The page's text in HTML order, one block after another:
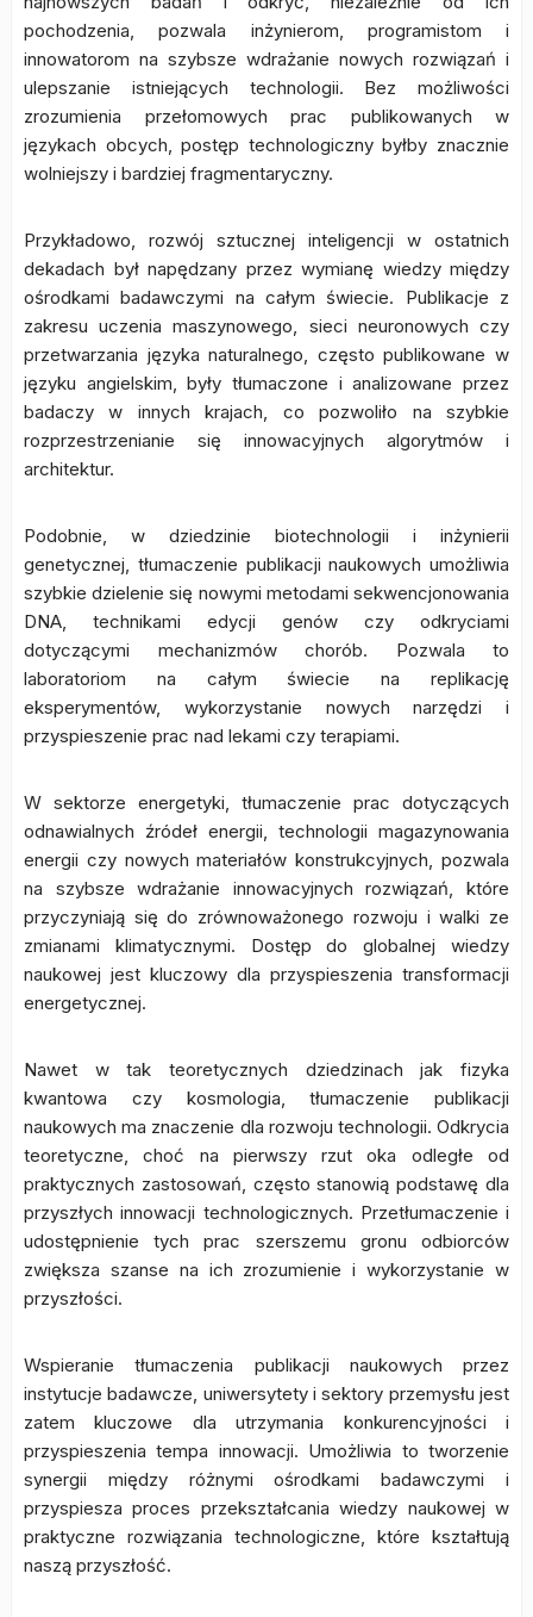
pochodzenia, pozwala inżynierom, programistom i
innowatorom na szybsze wdrażanie nowych rozwiązań i
ulepszanie istniejących technologii. Bez możliwości
zrozumienia przełomowych prac publikowanych w
językach obcych, postęp technologiczny byłby znacznie
wolniejszy i bardziej fragmentaryczny.
Przykładowo, rozwój sztucznej inteligencji w ostatnich
dekadach był napędzany przez wymianę wiedzy między
ośrodkami badawczymi na całym świecie. Publikacje z
zakresu uczenia maszynowego, sieci neuronowych czy
przetwarzania języka naturalnego, często publikowane w
języku angielskim, były tłumaczone i analizowane przez
badaczy w innych krajach, co pozwoliło na szybkie
rozprzestrzenianie się innowacyjnych algorytmów i
architektur.
Podobnie, w dziedzinie biotechnologii i inżynierii
genetycznej, tłumaczenie publikacji naukowych umożliwia
szybkie dzielenie się nowymi metodami sekwencjonowania
DNA, technikami edycji genów czy odkryciami
dotyczącymi mechanizmów chorób. Pozwala to
laboratoriom na całym świecie na replikację
eksperymentów, wykorzystanie nowych narzędzi i
przyspieszenie prac nad lekami czy terapiami.
W sektorze energetyki, tłumaczenie prac dotyczących
odnawialnych źródeł energii, technologii magazynowania
energii czy nowych materiałów konstrukcyjnych, pozwala
na szybsze wdrażanie innowacyjnych rozwiązań, które
przyczyniają się do zrównoważonego rozwoju i walki ze
zmianami klimatycznymi. Dostęp do globalnej wiedzy
naukowej jest kluczowy dla przyspieszenia transformacji
energetycznej.
Nawet w tak teoretycznych dziedzinach jak fizyka
kwantowa czy kosmologia, tłumaczenie publikacji
naukowych ma znaczenie dla rozwoju technologii. Odkrycia
teoretyczne, choć na pierwszy rzut oka odległe od
praktycznych zastosowań, często stanowią podstawę dla
przyszłych innowacji technologicznych. Przetłumaczenie i
udostępnienie tych prac szerszemu gronu odbiorców
zwiększa szanse na ich zrozumienie i wykorzystanie w
przyszłości.
Wspieranie tłumaczenia publikacji naukowych przez
instytucje badawcze, uniwersytety i sektory przemysłu jest
zatem kluczowe dla utrzymania konkurencyjności i
przyspieszenia tempa innowacji. Umożliwia to tworzenie
synergii między różnymi ośrodkami badawczymi i
przyspiesza proces przekształcania wiedzy naukowej w
praktyczne rozwiązania technologiczne, które kształtują
naszą przyszłość.